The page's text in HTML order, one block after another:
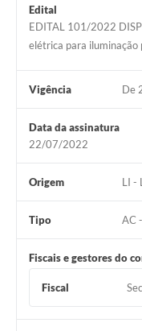
Contato
Edital
EDITAL 101/2022
elétrica para iluminação
Vigência De
Data da assinatura
22/07/2022
Origem LI -
Tipo AC
Fiscais e gestores do
Fiscal